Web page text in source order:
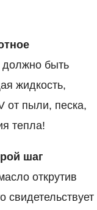
должно быть
жидкость,
от пыли, песка,
тепла!
шаг
открутив
свидетельствует